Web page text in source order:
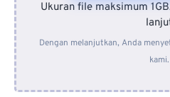
Dari
Dari
Ukuran file maksimum
Dengan melanjutkan, Anda
kami.